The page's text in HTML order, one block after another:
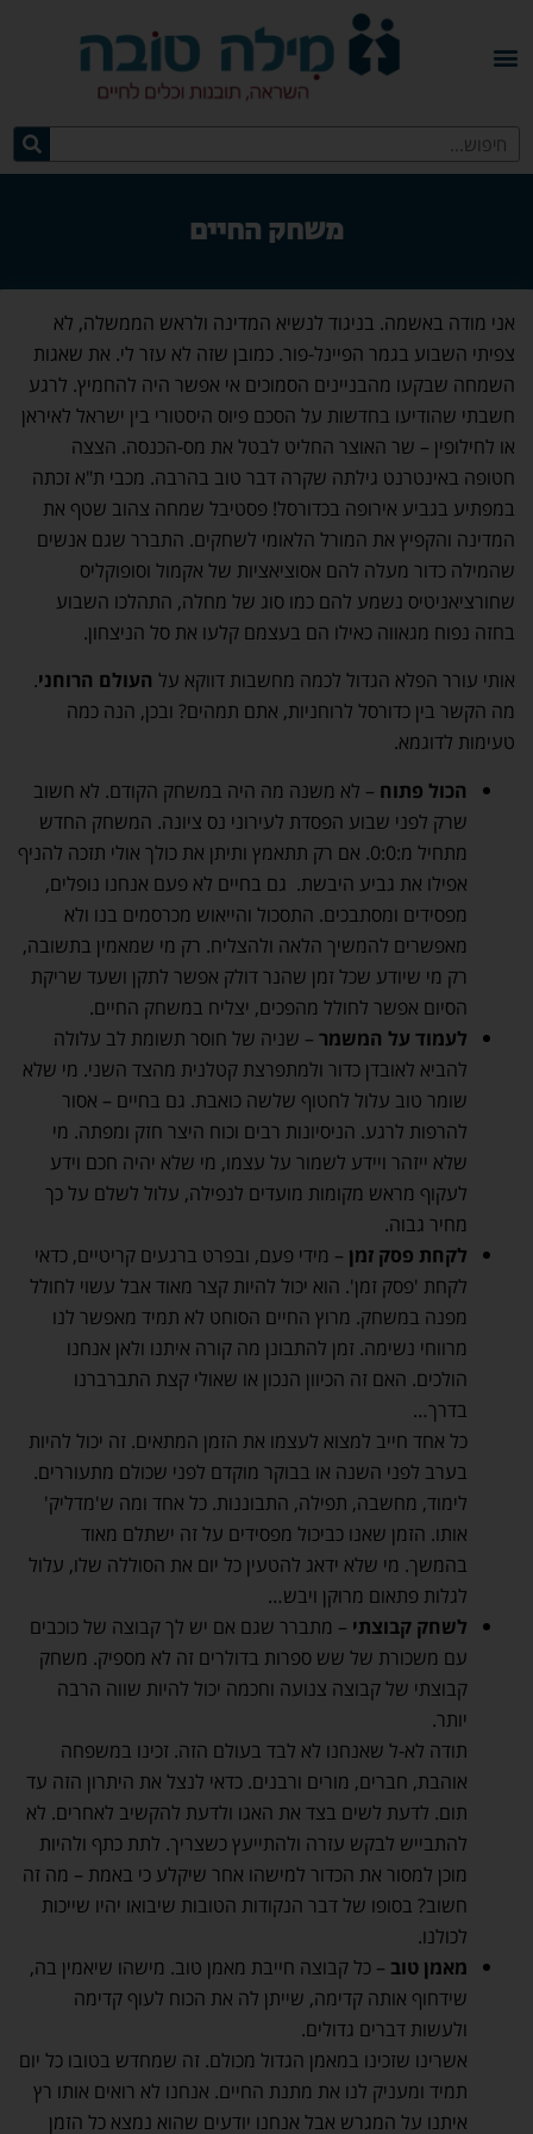
משחק החיים
אני מודה באשמה. בניגוד לנשיא המדינה ולראש הממשלה, לא
צפיתי השבוע בגמר הפיינל-פור. כמובן שזה לא עזר לי. את שאגות
השמחה שבקעו מהבניינים הסמוכים אי אפשר היה להחמיץ. לרגע
חשבתי שהודיעו בחדשות על הסכם פיוס היסטורי בין ישראל לאיראן
או לחילופין – שר האוצר החליט לבטל את מס-הכנסה. הצצה
חטופה באינטרנט גילתה שקרה דבר טוב בהרבה. מכבי ת"א זכתה
במפתיע בגביע אירופה בכדורסל! פסטיבל שמחה צהוב שטף את
המדינה והקפיץ את המורל הלאומי לשחקים. התברר שגם אנשים
שהמילה כדור מעלה להם אסוציאציות של אקמול וסופוקליס
שחורציאניטיס נשמע להם כמו סוג של מחלה, התהלכו השבוע
בחזה נפוח מגאווה כאילו הם בעצמם קלעו את סל הניצחון.
אותי עורר הפלא הגדול לכמה מחשבות דווקא על העולם הרוחני.
מה הקשר בין כדורסל לרוחניות, אתם תמהים? ובכן, הנה כמה
טעימות לדוגמא.
הכול פתוח – לא משנה מה היה במשחק הקודם. לא חשוב
שרק לפני שבוע הפסדת לעירוני נס ציונה. המשחק החדש
מתחיל מ:0:0. אם רק תתאמץ ותיתן את כולך אולי תזכה להניף
אפילו את גביע היבשת. גם בחיים לא פעם אנחנו נופלים,
מפסידים ומסתבכים. התסכול והייאוש מכרסמים בנו ולא
מאפשרים להמשיך הלאה ולהצליח. רק מי שמאמין בתשובה,
רק מי שיודע שכל זמן שהנר דולק אפשר לתקן ושעד שריקת
הסיום אפשר לחולל מהפכים, יצליח במשחק החיים.
לעמוד על המשמר – שניה של חוסר תשומת לב עלולה
להביא לאובדן כדור ולמתפרצת קטלנית מהצד השני. מי שלא
שומר טוב עלול לחטוף שלשה כואבת. גם בחיים – אסור
להרפות לרגע. הניסיונות רבים וכוח היצר חזק ומפתה. מי
שלא ייזהר ויידע לשמור על עצמו, מי שלא יהיה חכם וידע
לעקוף מראש מקומות מועדים לנפילה, עלול לשלם על כך
מחיר גבוה.
לקחת פסק זמן – מידי פעם, ובפרט ברגעים קריטיים, כדאי
לקחת 'פסק זמן'. הוא יכול להיות קצר מאוד אבל עשוי לחולל
מפנה במשחק. מרוץ החיים הסוחט לא תמיד מאפשר לנו
מרווחי נשימה. זמן להתבונן מה קורה איתנו ולאן אנחנו
הולכים. האם זה הכיוון הנכון או שאולי קצת התברברנו
בדרך…
כל אחד חייב למצוא לעצמו את הזמן המתאים. זה יכול להיות
בערב לפני השנה או בבוקר מוקדם לפני שכולם מתעוררים.
לימוד, מחשבה, תפילה, התבוננות. כל אחד ומה ש'מדליק'
אותו. הזמן שאנו כביכול מפסידים על זה ישתלם מאוד
בהמשך. מי שלא ידאג להטעין כל יום את הסוללה שלו, עלול
לגלות פתאום מרוּקן ויבש…
לשחק קבוצתי – מתברר שגם אם יש לך קבוצה של כוכבים
עם משכורת של שש ספרות בדולרים זה לא מספיק. משחק
קבוצתי של קבוצה צנועה וחכמה יכול להיות שווה הרבה
יותר.
תודה לא-ל שאנחנו לא לבד בעולם הזה. זכינו במשפחה
אוהבת, חברים, מורים ורבנים. כדאי לנצל את היתרון הזה עד
תום. לדעת לשים בצד את האגו ולדעת להקשיב לאחרים. לא
להתבייש לבקש עזרה ולהתייעץ כשצריך. לתת כתף ולהיות
מוכן למסור את הכדור למישהו אחר שיקלע כי באמת – מה זה
חשוב? בסופו של דבר הנקודות הטובות שיבואו יהיו שייכות
לכולנו.
מאמן טוב – כל קבוצה חייבת מאמן טוב. מישהו שיאמין בה,
שידחוף אותה קדימה, שייתן לה את הכוח לעוף קדימה
ולעשות דברים גדולים.
אשרינו שזכינו במאמן הגדול מכולם. זה שמחדש בטובו כל יום
תמיד ומעניק לנו את מתנת החיים. אנחנו לא רואים אותו רץ
איתנו על המגרש אבל אנחנו יודעים שהוא נמצא כל הזמן